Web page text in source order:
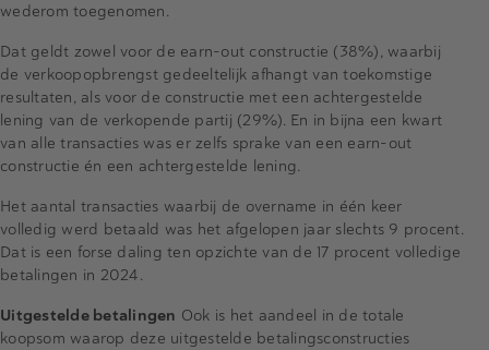
wederom toegenomen.
Dat geldt zowel voor de earn-out constructie (38%), waarbij
de verkoopopbrengst gedeeltelijk afhangt van toekomstige
resultaten, als voor de constructie met een achtergestelde
lening van de verkopende partij (29%). En in bijna een kwart
van alle transacties was er zelfs sprake van een earn-out
constructie én een achtergestelde lening.
Het aantal transacties waarbij de overname in één keer
volledig werd betaald was het afgelopen jaar slechts 9 procent.
Dat is een forse daling ten opzichte van de 17 procent volledige
betalingen in 2024.
Uitgestelde betalingen Ook is het aandeel in de totale
koopsom waarop deze uitgestelde betalingsconstructies